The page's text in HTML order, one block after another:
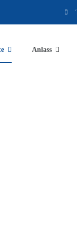
Anlass